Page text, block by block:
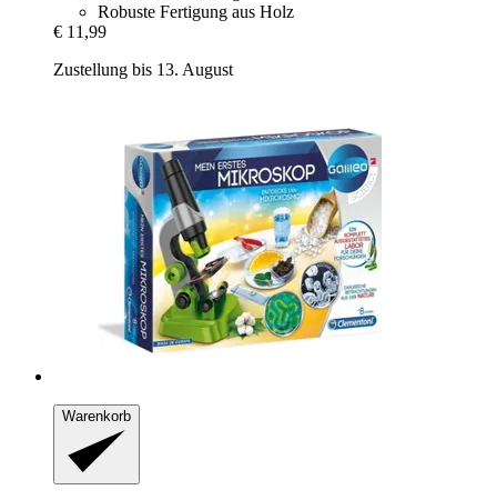
Robuste Fertigung aus Holz
€ 11,99
Zustellung bis 13. August
Warenkorb